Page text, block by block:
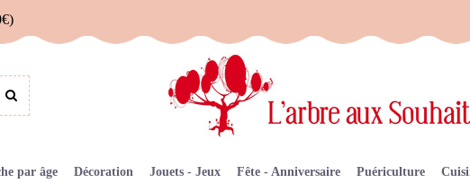
par âge Décoration Jouets - Jeux Fête - Anniversaire Puériculture